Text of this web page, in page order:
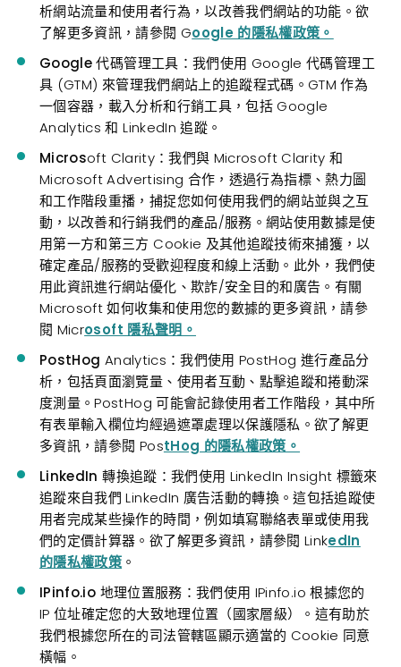
析網站流量和使用者行為，以改善我們網站的功能。欲
了解更多資訊，請參閱 Google 的隱私權政策。
Google 代碼管理工具：我們使用 Google 代碼管理工
具 (GTM) 來管理我們網站上的追蹤程式碼。GTM 作為
一個容器，載入分析和行銷工具，包括 Google
Analytics 和 LinkedIn 追蹤。
Microsoft Clarity：我們與 Microsoft Clarity 和
Microsoft Advertising 合作，透過行為指標、熱力圖
和工作階段重播，捕捉您如何使用我們的網站並與之互
動，以改善和行銷我們的產品/服務。網站使用數據是使
用第一方和第三方 Cookie 及其他追蹤技術來捕獲，以
確定產品/服務的受歡迎程度和線上活動。此外，我們使
用此資訊進行網站優化、欺詐/安全目的和廣告。有關
Microsoft 如何收集和使用您的數據的更多資訊，請參
閱 Microsoft 隱私聲明。
PostHog Analytics：我們使用 PostHog 進行產品分
析，包括頁面瀏覽量、使用者互動、點擊追蹤和捲動深
度測量。PostHog 可能會記錄使用者工作階段，其中所
有表單輸入欄位均經過遮罩處理以保護隱私。欲了解更
多資訊，請參閱 PostHog 的隱私權政策。
LinkedIn 轉換追蹤：我們使用 LinkedIn Insight 標籤來
追蹤來自我們 LinkedIn 廣告活動的轉換。這包括追蹤使
用者完成某些操作的時間，例如填寫聯絡表單或使用我
們的定價計算器。欲了解更多資訊，請參閱 LinkedIn
的隱私權政策。
IPinfo.io 地理位置服務：我們使用 IPinfo.io 根據您的
IP 位址確定您的大致地理位置（國家層級）。這有助於
我們根據您所在的司法管轄區顯示適當的 Cookie 同意
橫幅。